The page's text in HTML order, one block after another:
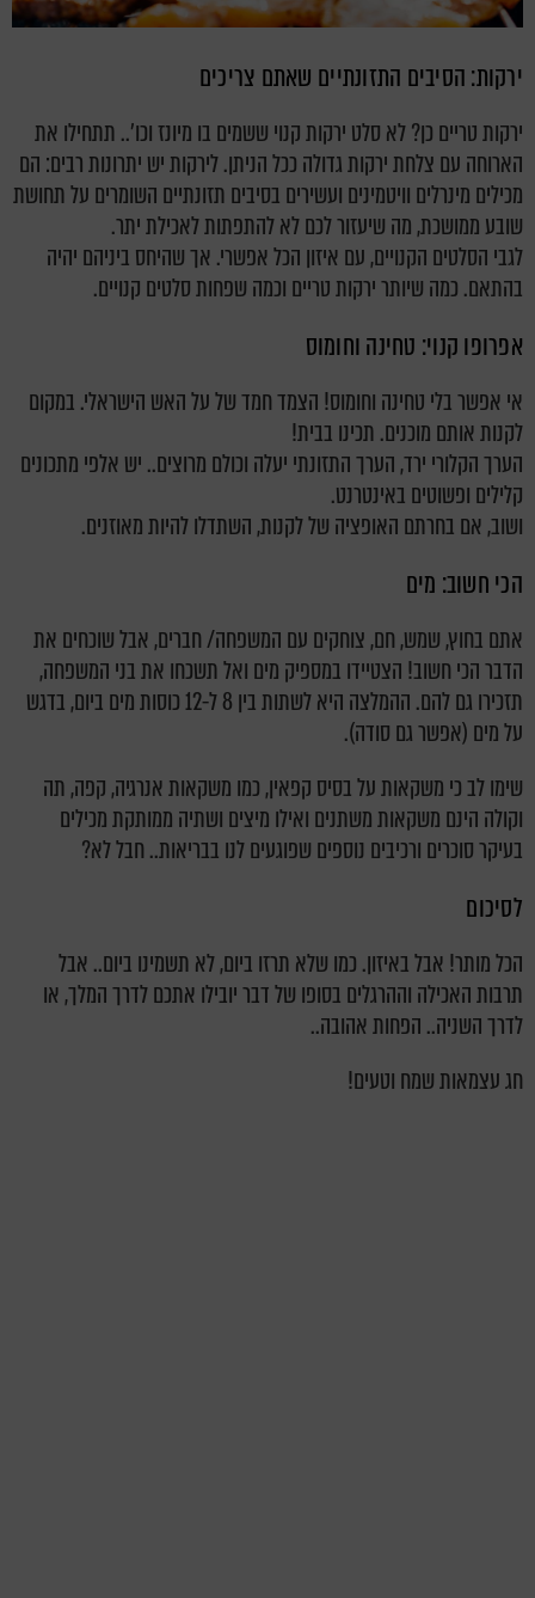
ירקות: הסיבים התזונתיים שאתם צריכים
ירקות טריים כן? לא סלט ירקות קנוי ששמים בו מיונז וכו'.. תתחילו את
הארוחה עם צלחת ירקות גדולה ככל הניתן. לירקות יש יתרונות רבים: הם
מכילים מינרלים וויטמינים ועשירים בסיבים תזונתיים השומרים על תחושת
שובע ממושכת, מה שיעזור לכם לא להתפתות לאכילת יתר.
לגבי הסלטים הקנויים, עם איזון הכל אפשרי. אך שהיחס ביניהם יהיה
בהתאם. כמה שיותר ירקות טריים וכמה שפחות סלטים קנויים.
אפרופו קנוי: טחינה וחומוס
אי אפשר בלי טחינה וחומוס! הצמד חמד של על האש הישראלי. במקום
לקנות אותם מוכנים. תכינו בבית!
הערך הקלורי ירד, הערך התזונתי יעלה וכולם מרוצים.. יש אלפי מתכונים
קלילים ופשוטים באינטרנט.
ושוב, אם בחרתם האופציה של לקנות, השתדלו להיות מאוזנים.
הכי חשוב: מים
אתם בחוץ, שמש, חם, צוחקים עם המשפחה/ חברים, אבל שוכחים את
הדבר הכי חשוב! הצטיידו במספיק מים ואל תשכחו את בני המשפחה,
תזכירו גם להם. ההמלצה היא לשתות בין 8 ל-12 כוסות מים ביום, בדגש
על מים (אפשר גם סודה).
שימו לב כי משקאות על בסיס קפאין, כמו משקאות אנרגיה, קפה, תה
וקולה הינם משקאות משתנים ואילו מיצים ושתיה ממותקת מכילים
בעיקר סוכרים ורכיבים נוספים שפוגעים לנו בבריאות.. חבל לא?
לסיכום
הכל מותר! אבל באיזון. כמו שלא תרזו ביום, לא תשמינו ביום.. אבל
תרבות האכילה וההרגלים בסופו של דבר יובילו אתכם לדרך המלך, או
לדרך השניה.. הפחות אהובה..
חג עצמאות שמח וטעים!